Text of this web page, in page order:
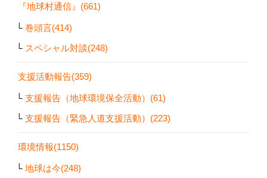
『地球村通信』(661)
巻頭言(414)
スペシャル対談(248)
支援活動報告(359)
支援報告（地球環境保全活動）(61)
支援報告（緊急人道支援活動）(223)
環境情報(1150)
地球は今(248)